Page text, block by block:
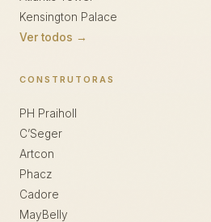
Kensington Palace
Ver todos →
CONSTRUTORAS
PH Praiholl
C’Seger
Artcon
Phacz
Cadore
MayBelly